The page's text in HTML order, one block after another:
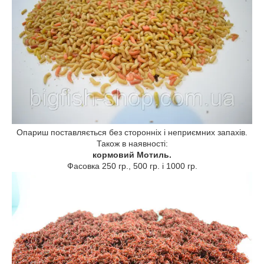
Опариш поставляється без сторонніх і неприємних запахів.
Також в наявності:
кормовий Мотиль.
Фасовка 250 гр., 500 гр. і 1000 гр.